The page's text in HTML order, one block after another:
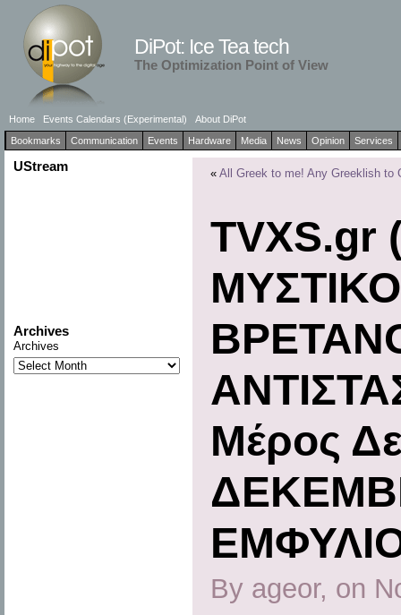
DiPot: Ice Tea tech
The Optimization Point of View
Home Events Calendars (Experimental)
About DiPot
Bookmarks
Communication Events Hardware Media News Opinion Services
UStream
Archives
Archives
« All Greek to me! Any Greeklish to
ΤVXS.gr
Μέρος
By ageor, on